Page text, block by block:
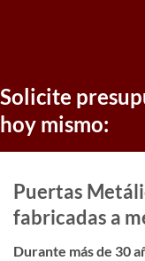
Solicite
hoy mismo:
Puertas
fabricadas a
Durante más de 30